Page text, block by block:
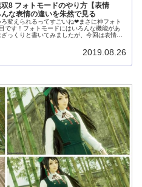
8 フォトモードのやり方【表情
な表情の違いを朱然で見る
変えられるってすごいね❤まさに神フォト
です！フォトモードにはいろんな機能があ
っくりと書いてみましたが、今回は表情の
2019.08.26